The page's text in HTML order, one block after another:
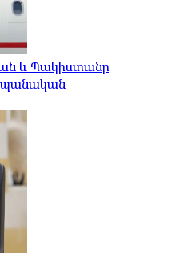
և Պակիստանը